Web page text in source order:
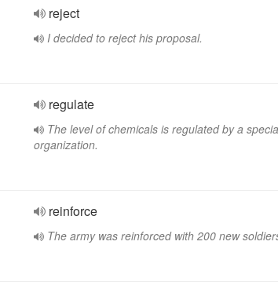
reject
I decided to reject his proposal.
regulate
The level of chemicals is regulated by a
organization.
reinforce
The army was reinforced with 200 new